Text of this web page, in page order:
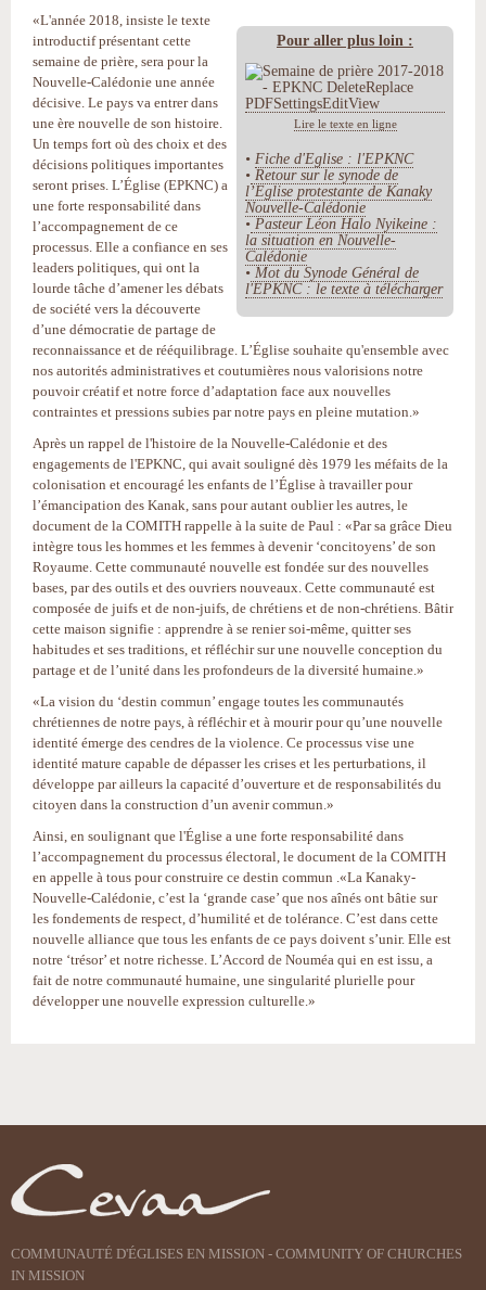
Pour aller plus loin :
Lire le texte en ligne
• Fiche d'Eglise : l'EPKNC
• Retour sur le synode de
l’Eglise protestante de Kanaky
Nouvelle-Calédonie
• Pasteur Léon Halo Nyikeine :
la situation en Nouvelle-
Calédonie
• Mot du Synode Général de
l'EPKNC : le texte à télécharger
«L'année 2018, insiste le texte
introductif présentant cette
semaine de prière, sera pour la
Nouvelle-Calédonie une année
décisive. Le pays va entrer dans
une ère nouvelle de son histoire.
Un temps fort où des choix et des
décisions politiques importantes
seront prises. L’Église (EPKNC) a
une forte responsabilité dans
l’accompagnement de ce
processus. Elle a confiance en ses
leaders politiques, qui ont la
lourde tâche d’amener les débats
de société vers la découverte
d’une démocratie de partage de
reconnaissance et de rééquilibrage. L’Église souhaite qu'ensemble avec
nos autorités administratives et coutumières nous valorisions notre
pouvoir créatif et notre force d’adaptation face aux nouvelles
contraintes et pressions subies par notre pays en pleine mutation.»
Après un rappel de l'histoire de la Nouvelle-Calédonie et des
engagements de l'EPKNC, qui avait souligné dès 1979 les méfaits de la
colonisation et encouragé les enfants de l’Église à travailler pour
l’émancipation des Kanak, sans pour autant oublier les autres, le
document de la COMITH rappelle à la suite de Paul : «Par sa grâce Dieu
intègre tous les hommes et les femmes à devenir ‘concitoyens’ de son
Royaume. Cette communauté nouvelle est fondée sur des nouvelles
bases, par des outils et des ouvriers nouveaux. Cette communauté est
composée de juifs et de non-juifs, de chrétiens et de non-chrétiens. Bâtir
cette maison signifie : apprendre à se renier soi-même, quitter ses
habitudes et ses traditions, et réfléchir sur une nouvelle conception du
partage et de l’unité dans les profondeurs de la diversité humaine.»
«La vision du ‘destin commun’ engage toutes les communautés
chrétiennes de notre pays, à réfléchir et à mourir pour qu’une nouvelle
identité émerge des cendres de la violence. Ce processus vise une
identité mature capable de dépasser les crises et les perturbations, il
développe par ailleurs la capacité d’ouverture et de responsabilités du
citoyen dans la construction d’un avenir commun.»
Ainsi, en soulignant que l'Église a une forte responsabilité dans
l’accompagnement du processus électoral, le document de la COMITH
en appelle à tous pour construire ce destin commun .«La Kanaky-
Nouvelle-Calédonie, c’est la ‘grande case’ que nos aînés ont bâtie sur
les fondements de respect, d’humilité et de tolérance. C’est dans cette
nouvelle alliance que tous les enfants de ce pays doivent s’unir. Elle est
notre ‘trésor’ et notre richesse. L’Accord de Nouméa qui en est issu, a
fait de notre communauté humaine, une singularité plurielle pour
développer une nouvelle expression culturelle.»
document
COMMUNAUTÉ D'ÉGLISES EN MISSION - COMMUNITY OF CHURCHES
IN MISSION